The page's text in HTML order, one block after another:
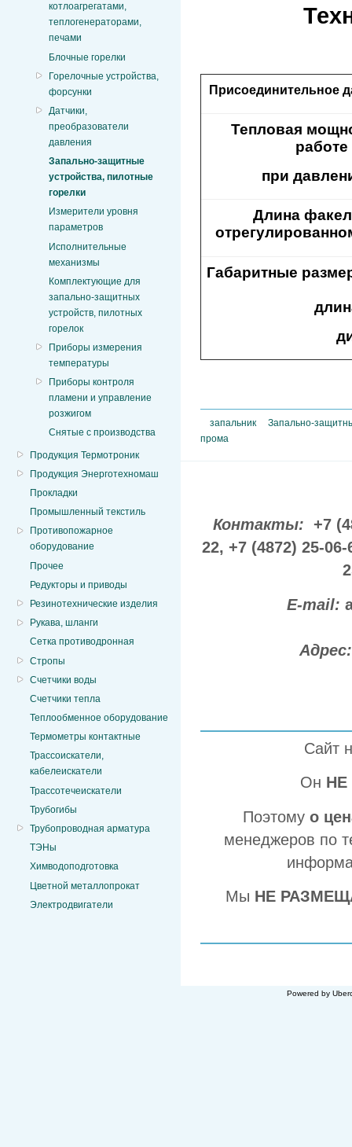
котлоагрегатами,
теплогенераторами,
печами
Блочные горелки
Горелочные устройства,
форсунки
Датчики,
преобразователи
давления
Запально-защитные
устройства, пилотные
горелки
Измерители уровня
параметров
Исполнительные
механизмы
Комплектующие для
запально-защитных
устройств, пилотных
горелок
Приборы измерения
температуры
Приборы контроля
пламени и управление
розжигом
Снятые с производства
Продукция Термотроник
Продукция Энерготехномаш
Прокладки
Промышленный текстиль
Противопожарное
оборудование
Прочее
Редукторы и приводы
Резинотехнические изделия
Рукава, шланги
Сетка противодронная
Стропы
Счетчики воды
Счетчики тепла
Теплообменное оборудование
Термометры контактные
Трассоискатели,
кабелеискатели
Трассотечеискатели
Трубогибы
Трубопроводная арматура
ТЭНы
Химводоподготовка
Цветной металлопрокат
Электродвигатели
Присоединительное
Тепловая
при
Длина
Габаритные
длина
запальник
Запально-
прома
Контакты: +7
22, +7 (4872) 25-
E-mail:
Сайт
Он НЕ
Поэтому о
менеджеров по
Мы НЕ
Powered by